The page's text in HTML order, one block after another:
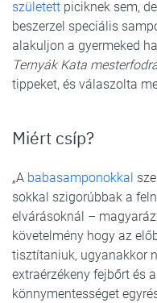
született piciknek sem,
beszerzel speciális
alakuljon a gyermeked
Ternyák Kata
tippeket, és válaszolta
Miért csíp?
„A babasamponokkal
sokkal szigorúbbak a
elvárásoknál –
követelmény hogy az
tisztítaniuk, ugyanakkor
extraérzékeny fejbőrt és
könnymentességet